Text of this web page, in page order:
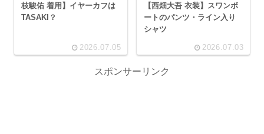
枝駿佑 着用】イヤーカフは
TASAKI？
2026.07.05
【西畑大吾 衣装】スワンボ
ートのパンツ・ライン入り
シャツ
2026.07.03
スポンサーリンク